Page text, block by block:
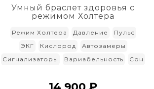
Умный браслет здоровья с
режимом Холтера
Режим Холтера Давление
Пульс
ЭКГ
Кислород
Автозамеры
Сигнализаторы
Вариабельность Сон